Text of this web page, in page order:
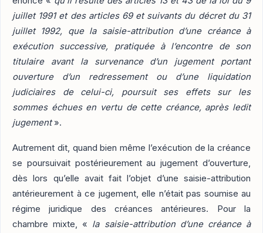
juillet 1991 et des articles 69 et suivants du décret du 31
juillet 1992, que la saisie-attribution d’une créance à
exécution successive, pratiquée à l’encontre de son
titulaire avant la survenance d’un jugement portant
ouverture d’un redressement ou d’une liquidation
judiciaires de celui-ci, poursuit ses effets sur les
sommes échues en vertu de cette créance, après ledit
jugement».
Autrement dit, quand bien même l’exécution de la créance
se poursuivait postérieurement au jugement d’ouverture,
dès lors qu’elle avait fait l’objet d’une saisie-attribution
antérieurement à ce jugement, elle n’était pas soumise au
régime juridique des créances antérieures. Pour la
chambre mixte, « la saisie-attribution d’une créance à